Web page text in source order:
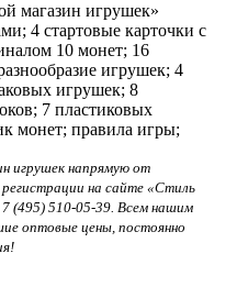
магазин игрушек»
4 стартовые карточки с
10 монет; 16
игрушек; 4
игрушек; 8
7 пластиковых
монет; правила игры;
игрушек напрямую от
на сайте «Стиль
(495) 510-05-39. Всем нашим
оптовые цены, постоянно